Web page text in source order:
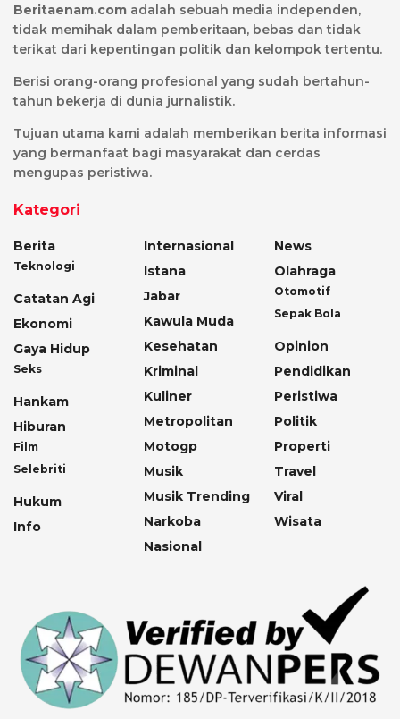
Beritaenam.com adalah sebuah media independen,
tidak memihak dalam pemberitaan, bebas dan tidak
terikat dari kepentingan politik dan kelompok tertentu.
Berisi orang-orang profesional yang sudah bertahun-
tahun bekerja di dunia jurnalistik.
Tujuan utama kami adalah memberikan berita informasi
yang bermanfaat bagi masyarakat dan cerdas
mengupas peristiwa.
Kategori
Berita
Teknologi
Catatan Agi
Ekonomi
Gaya Hidup
Seks
Hankam
Hiburan
Film
Selebriti
Hukum
Info
Internasional
Istana
Jabar
Kawula Muda
Kesehatan
Kriminal
Kuliner
Metropolitan
Motogp
Musik
Musik Trending
Narkoba
Nasional
News
Olahraga
Otomotif
Sepak Bola
Opinion
Pendidikan
Peristiwa
Politik
Properti
Travel
Viral
Wisata